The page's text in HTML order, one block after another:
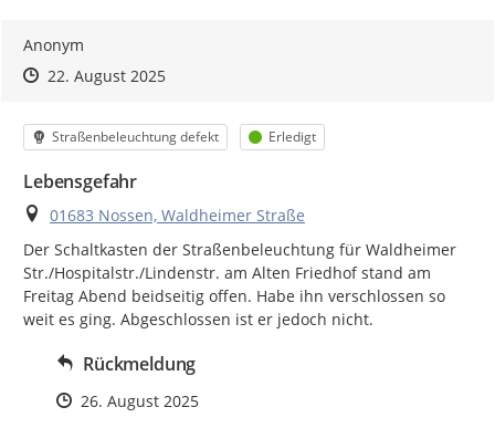
Anonym
Zeitpunkt des Erstellens
Zeitpunkt des Erstellens
22. August 2025Zur Äußerung
Kategorie
Straßenbeleuchtung defekt Status
Erledigt
Lebensgefahr
Ort
01683 Nossen, Waldheimer Straße
Der Schaltkasten der Straßenbeleuchtung für Waldheimer
Str./Hospitalstr./Lindenstr. am Alten Friedhof stand am
Freitag Abend beidseitig offen. Habe ihn verschlossen so
weit es ging. Abgeschlossen ist er jedoch nicht.
Rückmeldung
Zeitpunkt des Erstellens
26. August 2025